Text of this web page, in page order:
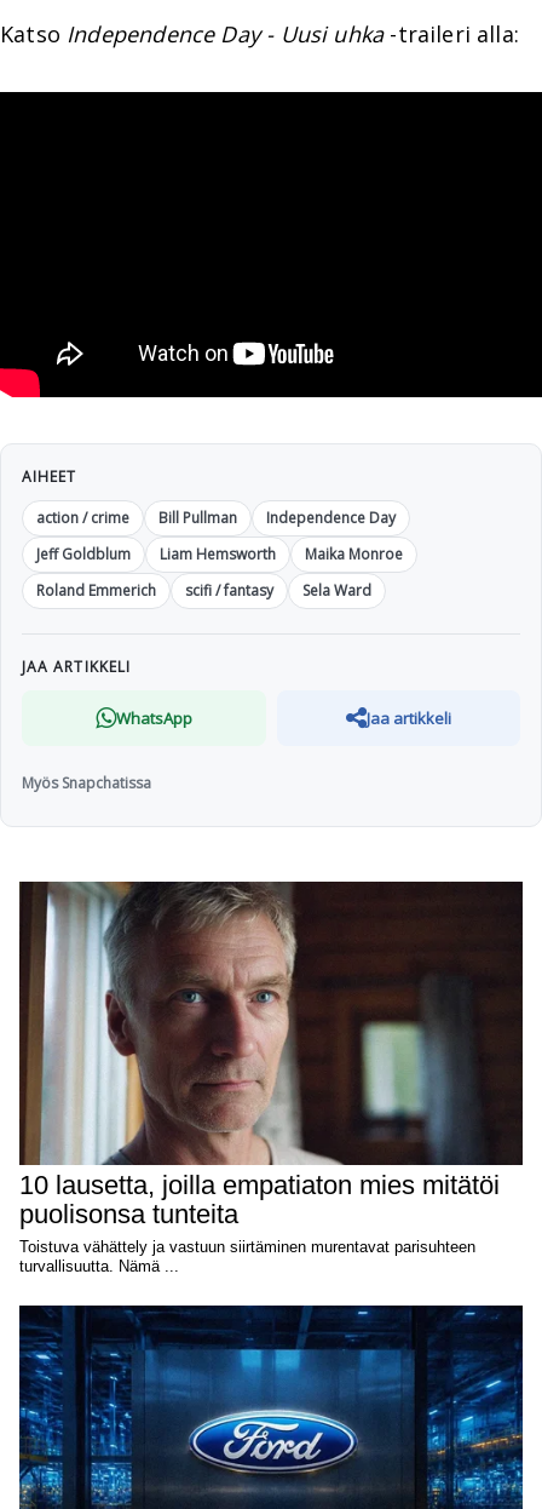
Katso Independence Day - Uusi uhka-traileri alla:
AIHEET
action / crime
Bill Pullman
Independence Day
Jeff Goldblum
Liam Hemsworth
Maika Monroe
Roland Emmerich
scifi / fantasy Sela Ward
JAA ARTIKKELI
WhatsApp Jaa artikkeli
Myös Snapchatissa